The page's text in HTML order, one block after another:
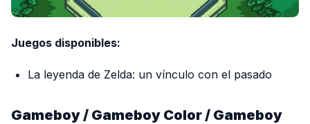
Juegos disponibles:
La leyenda de Zelda: un vínculo con el pasado
Gameboy / Gameboy Color / Gameboy